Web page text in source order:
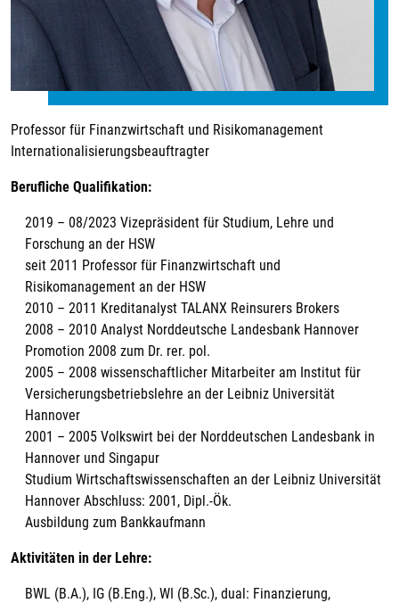
Professor für Finanzwirtschaft und Risikomanagement
Internationalisierungsbeauftragter
Berufliche Qualifikation:
2019 – 08/2023 Vizepräsident für Studium, Lehre und
Forschung an der HSW
seit 2011 Professor für Finanzwirtschaft und
Risikomanagement an der HSW
2010 – 2011 Kreditanalyst TALANX Reinsurers Brokers
2008 – 2010 Analyst Norddeutsche Landesbank Hannover
Promotion 2008 zum Dr. rer. pol.
2005 – 2008 wissenschaftlicher Mitarbeiter am Institut für
Versicherungsbetriebslehre an der Leibniz Universität
Hannover
2001 – 2005 Volkswirt bei der Norddeutschen Landesbank in
Hannover und Singapur
Studium Wirtschaftswissenschaften an der Leibniz Universität
Hannover Abschluss: 2001, Dipl.-Ök.
Ausbildung zum Bankkaufmann
Aktivitäten in der Lehre:
BWL (B.A.), IG (B.Eng.), WI (B.Sc.), dual: Finanzierung,